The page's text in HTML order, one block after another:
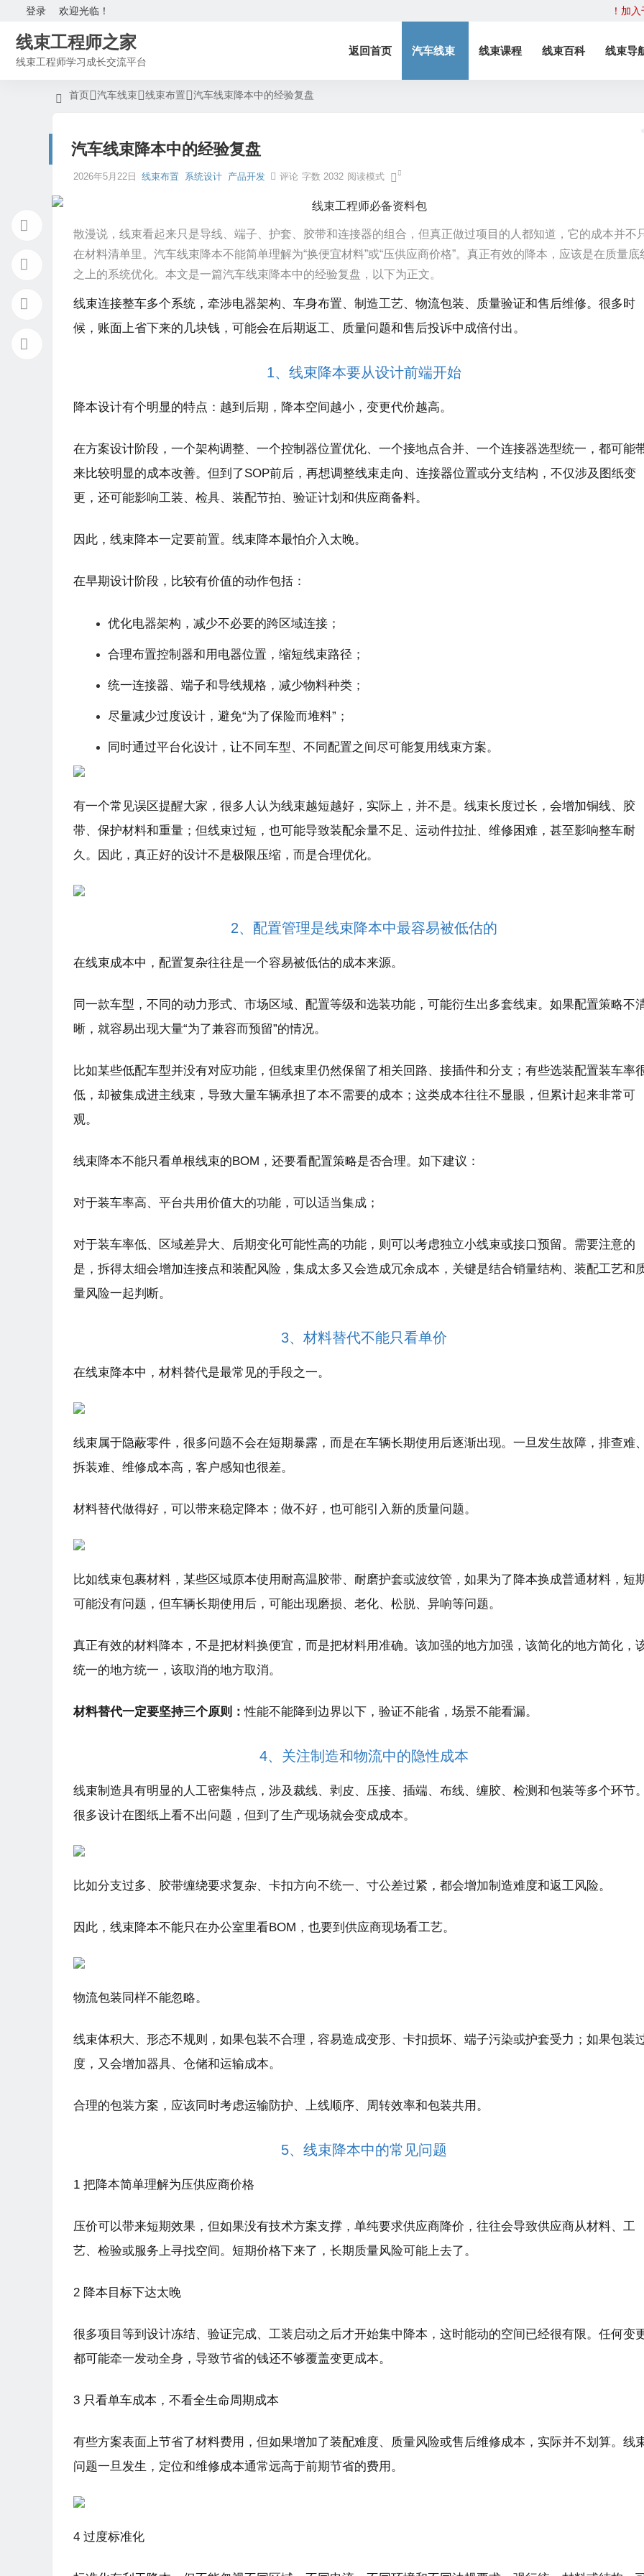
欢迎光临！
登录 ！加
线束工程师之家
线束工程师学习成长交流平台
返回首页 汽车线束 线束课程 线束百科 线束导
首页 汽车线束 线束布置 汽车线束降本中的经验复盘
汽车线束降本中的经验复盘
2026年5月22日 线束布置 系统设计 产品开发 评论 字数 2032 阅读模式
散漫说， 线束看起来只是导线、端子、护套、胶带和连接器的组合，但真正做过项目的人都知道，它的成本并不
在材料清单里。汽车线束降本不能简单理解为“换便宜材料”或“压供应商价格”。真正有效的降本，应该是在质量底
之上的系统优化。本文是一篇汽车线束降本中的经验复盘，以下为正文。
线束连接整车多个系统，牵涉电器架构、车身布置、制造工艺、物流包装、质量验证和售后维修。很多时
候，账面上省下来的几块钱，可能会在后期返工、质量问题和售后投诉中成倍付出。
1、线束降本要从设计前端开始
降本设计有个明显的特点：越到后期，降本空间越小，变更代价越高。
在方案设计阶段，一个架构调整、一个控制器位置优化、一个接地点合并、一个连接器选型统一，都可能
来比较明显的成本改善。但到了SOP前后，再想调整线束走向、连接器位置或分支结构，不仅涉及图纸变
更，还可能影响工装、检具、装配节拍、验证计划和供应商备料。
因此，线束降本一定要前置。线束降本最怕介入太晚。
在早期设计阶段，比较有价值的动作包括：
优化电器架构，减少不必要的跨区域连接；
合理布置控制器和用电器位置，缩短线束路径；
统一连接器、端子和导线规格，减少物料种类；
尽量减少过度设计，避免“为了保险而堆料”；
同时通过平台化设计，让不同车型、不同配置之间尽可能复用线束方案。
有一个常见误区提醒大家，很多人认为线束越短越好，实际上，并不是。线束长度过长，会增加铜线、胶
带、保护材料和重量；但线束过短，也可能导致装配余量不足、运动件拉扯、维修困难，甚至影响整车耐
久。因此，真正好的设计不是极限压缩，而是合理优化。
2、配置管理是线束降本中最容易被低估的
在线束成本中，配置复杂往往是一个容易被低估的成本来源。
同一款车型，不同的动力形式、市场区域、配置等级和选装功能，可能衍生出多套线束。如果配置策略不
晰，就容易出现大量“为了兼容而预留”的情况。
比如某些低配车型并没有对应功能，但线束里仍然保留了相关回路、接插件和分支；有些选装配置装车率
低，却被集成进主线束，导致大量车辆承担了本不需要的成本；这类成本往往不显眼，但累计起来非常可
观。
线束降本不能只看单根线束的BOM，还要看配置策略是否合理。如下建议：
对于装车率高、平台共用价值大的功能，可以适当集成；
对于装车率低、区域差异大、后期变化可能性高的功能，则可以考虑独立小线束或接口预留。需要注意的
是，拆得太细会增加连接点和装配风险，集成太多又会造成冗余成本，关键是结合销量结构、装配工艺和
量风险一起判断。
3、材料替代不能只看单价
在线束降本中，材料替代是最常见的手段之一。
线束属于隐蔽零件，很多问题不会在短期暴露，而是在车辆长期使用后逐渐出现。一旦发生故障，排查难
拆装难、维修成本高，客户感知也很差。
材料替代做得好，可以带来稳定降本；做不好，也可能引入新的质量问题。
比如线束包裹材料，某些区域原本使用 耐高温胶带、耐磨护套或波纹管，如果为了降本换成普通材料，短
可能没有问题，但车辆长期使用后，可能出现磨损、老化、松脱、异响等问题。
真正有效的材料降本，不是把材料换便宜，而是把材料用准确。该加强的地方加强，该简化的地方简化，
统一的地方统一，该取消的地方取消。
材料替代一定要坚持三个原则：性能不能降到边界以下，验证不能省，场景不能看漏。
4、关注制造和物流中的隐性成本
线束制造具有明显的人工密集特点，涉及裁线、剥皮、压接、插端、布线、缠胶、检测和包装等多个环节
很多设计在图纸上看不出问题，但到了生产现场就会变成成本。
比如分支过多、胶带缠绕要求复杂、卡扣方向不统一、寸公差过紧，都会增加制造难度和返工风险。
因此，线束降本不能只在办公室里看BOM，也要到供应商现场看工艺。
物流包装同样不能忽略。
线束体积大、形态不规则，如果包装不合理，容易造成变形、卡扣损坏、端子污染或护套受力；如果包装
度，又会增加器具、仓储和运输成本。
合理的包装方案，应该同时考虑运输防护、上线顺序、周转效率和包装共用。
5、线束降本中的常见问题
1 把降本简单理解为压供应商价格
压价可以带来短期效果，但如果没有技术方案支撑，单纯要求供应商降价，往往会导致供应商从材料、工
艺、检验或服务上寻找空间。短期价格下来了，长期质量风险可能上去了。
2 降本目标下达太晚
很多项目等到设计冻结、验证完成、工装启动之后才开始集中降本，这时能动的空间已经很有限。任何变
都可能牵一发动全身，导致节省的钱还不够覆盖变更成本。
3 只看单车成本，不看全生命周期成本
有些方案表面上节省了材料费用，但如果增加了装配难度、质量风险或售后维修成本，实际并不划算。线
问题一旦发生，定位和维修成本通常远高于前期节省的费用。
4 过度标准化